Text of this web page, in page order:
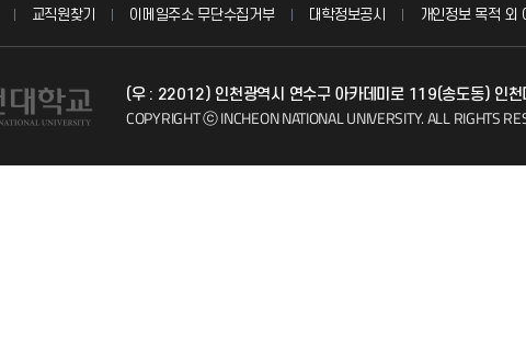
자주 묻는 질문(FAQ)
교직원찾기 이메일주소 무단수집거부 대학정보공시 개인정보 목적 외
(우 : 22012) 인천광역시 연수구 아카데미로 119(송도동) 인
COPYRIGHT ⓒ INCHEON NATIONAL UNIVERSITY.ALL RIGHTS